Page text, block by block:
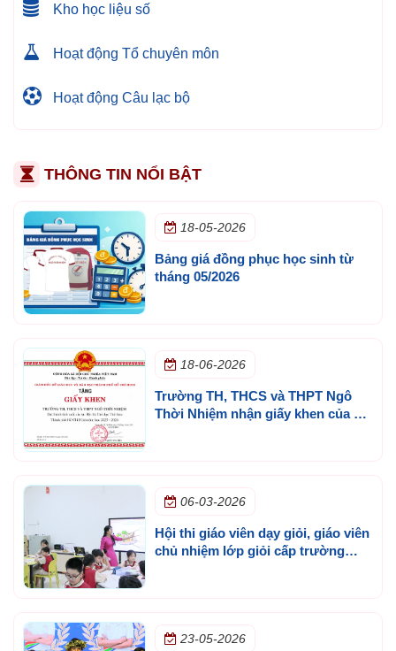
Kho học liệu số
Hoạt động Tổ chuyên môn
Hoạt động Câu lạc bộ
THÔNG TIN NỔI BẬT
18-05-2026
Bảng giá đồng phục học sinh từ
tháng 05/2026
18-06-2026
Trường TH, THCS và THPT Ngô
Thời Nhiệm nhận giấy khen của Sở
06-03-2026
Hội thi giáo viên dạy giỏi, giáo viên
chủ nhiệm lớp giỏi cấp trường
23-05-2026